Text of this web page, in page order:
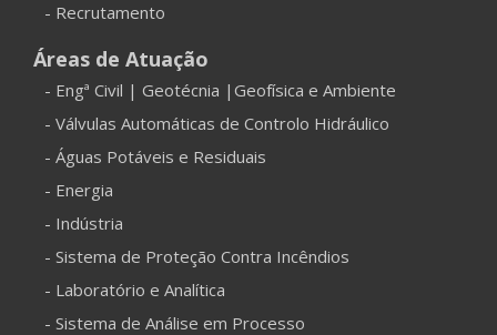
- Recrutamento
Áreas de Atuação
- Engª Civil | Geotécnia |Geofísica e Ambiente
- Válvulas Automáticas de Controlo Hidráulico
- Águas Potáveis e Residuais
- Energia
- Indústria
- Sistema de Proteção Contra Incêndios
- Laboratório e Analítica
- Sistema de Análise em Processo